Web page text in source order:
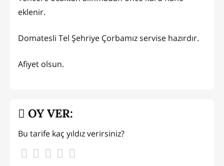
eklenir.
Domatesli Tel Şehriye Çorbamız servise hazırdır.
Afiyet olsun.
OY VER:
Bu tarife kaç yıldız verirsiniz?